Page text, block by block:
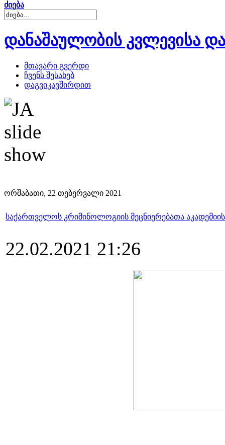
ძიება
დანაშაულობის კვლევისა
მთავარი გვერდი
ჩვენს შესახებ
დაგვიკავშირდით
ორშაბათი, 22 თებერვალი 2021
საქართველოს კრიმინოლოგიის მეცნიერებათა
22.02.2021 21:26